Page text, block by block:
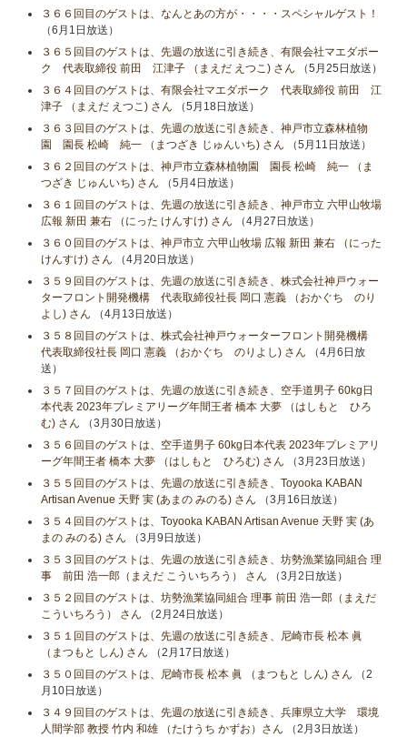
３６６回目のゲストは、なんとあの方が・・・・スペシャルゲスト！
（6月1日放送）
３６５回目のゲストは、先週の放送に引き続き、有限会社マエダポー
ク 代表取締役 前田 江津子 （まえだ えつこ) さん （5月25日放送）
３６４回目のゲストは、有限会社マエダポーク 代表取締役 前田 江
津子 （まえだ えつこ) さん （5月18日放送）
３６３回目のゲストは、先週の放送に引き続き、神戸市立森林植物
園 園長 松崎 純一 （まつざき じゅんいち) さん （5月11日放送）
３６２回目のゲストは、神戸市立森林植物園 園長 松崎 純一 （ま
つざき じゅんいち) さん （5月4日放送）
３６１回目のゲストは、先週の放送に引き続き、神戸市立 六甲山牧場
広報 新田 兼右 （にった けんすけ) さん （4月27日放送）
３６０回目のゲストは、神戸市立 六甲山牧場 広報 新田 兼右 （にった
けんすけ) さん （4月20日放送）
３５９回目のゲストは、先週の放送に引き続き、株式会社神戸ウォー
ターフロント開発機構 代表取締役社長 岡口 憲義 （おかぐち のり
よし) さん （4月13日放送）
３５８回目のゲストは、株式会社神戸ウォーターフロント開発機構
代表取締役社長 岡口 憲義 （おかぐち のりよし) さん （4月6日放
送）
３５７回目のゲストは、先週の放送に引き続き、空手道男子 60kg日
本代表 2023年プレミアリーグ年間王者 橋本 大夢 （はしもと ひろ
む) さん （3月30日放送）
３５６回目のゲストは、空手道男子 60kg日本代表 2023年プレミアリ
ーグ年間王者 橋本 大夢 （はしもと ひろむ) さん （3月23日放送）
３５５回目のゲストは、先週の放送に引き続き、Toyooka KABAN
Artisan Avenue 天野 実 (あまの みのる) さん （3月16日放送）
３５４回目のゲストは、Toyooka KABAN Artisan Avenue 天野 実 (あ
まの みのる) さん （3月9日放送）
３５３回目のゲストは、先週の放送に引き続き、坊勢漁業協同組合 理
事 前田 浩一郎（まえだ こういちろう） さん （3月2日放送）
３５２回目のゲストは、坊勢漁業協同組合 理事 前田 浩一郎（まえだ
こういちろう） さん （2月24日放送）
３５１回目のゲストは、先週の放送に引き続き、尼崎市長 松本 眞
（まつもと しん) さん （2月17日放送）
３５０回目のゲストは、尼崎市長 松本 眞 （まつもと しん) さん （2
月10日放送）
３４９回目のゲストは、先週の放送に引き続き、兵庫県立大学 環境
人間学部 教授 竹内 和雄 （たけうち かずお）さん （2月3日放送）